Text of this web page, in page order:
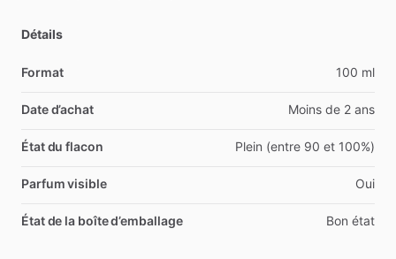
Détails
Format 100 ml
Date d’achat Moins de 2 ans
État du flacon Plein (entre 90 et 100%)
Parfum visible Oui
État de la boîte d’emballage Bon état